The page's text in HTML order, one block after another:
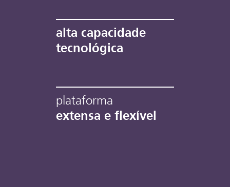
alta capacidade
tecnológica
plataforma
extensa e flexível